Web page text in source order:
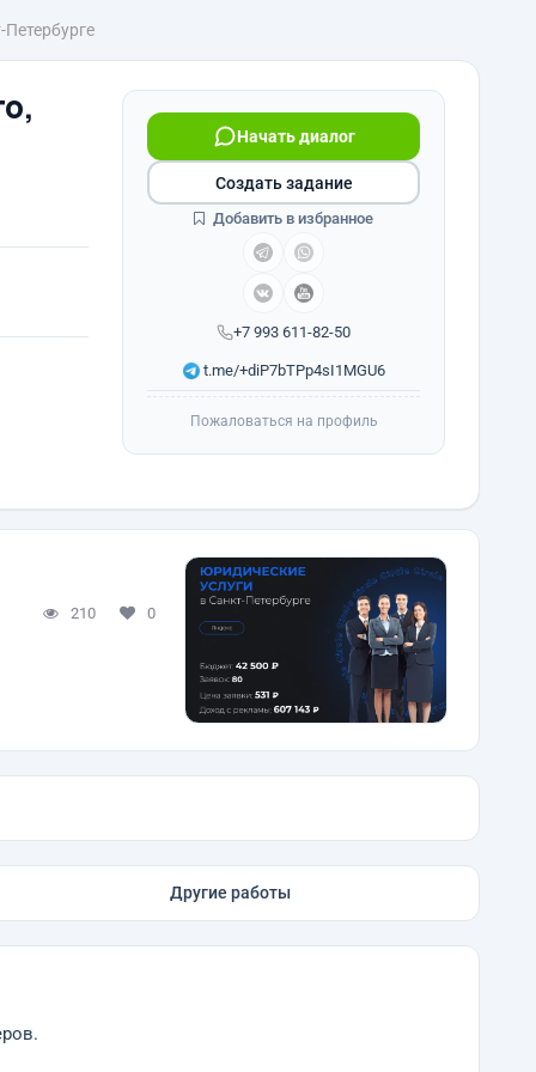
+7 993 611-82-50
Начать диалог
t.me/+diP7bTPp4sI1MGU6
Создать задание
Добавить в избранное
Пожаловаться на профиль
210 0
Другие работы